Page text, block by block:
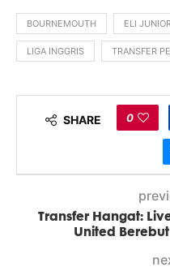
BOURNEMOUTH ELI
LIGA INGGRIS TRANSFER
SHARE 0
Transfer Hangat:
United